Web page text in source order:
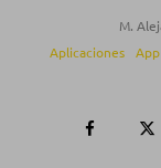
M.
Aplicaciones